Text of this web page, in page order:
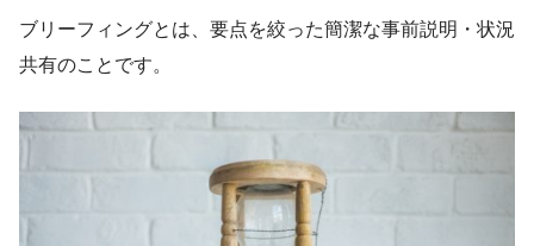
ブリーフィングとは、要点を絞った簡潔な事前説明・状況
共有のことです。